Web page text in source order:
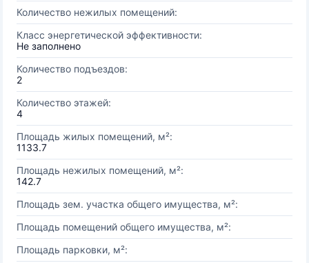
Количество нежилых помещений:
Класс энергетической эффективности:
Не заполнено
Количество подъездов:
2
Количество этажей:
4
Площадь жилых помещений, м²:
1133.7
Площадь нежилых помещений, м²:
142.7
Площадь зем. участка общего имущества, м²:
Площадь помещений общего имущества, м²:
Площадь парковки, м²: